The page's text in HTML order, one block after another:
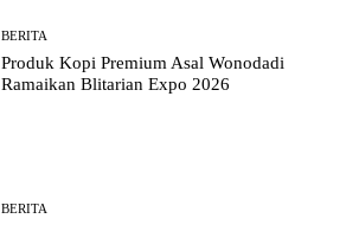
BERITA
Produk Kopi Premium Asal Wonodadi
Ramaikan Blitarian Expo 2026
BERITA